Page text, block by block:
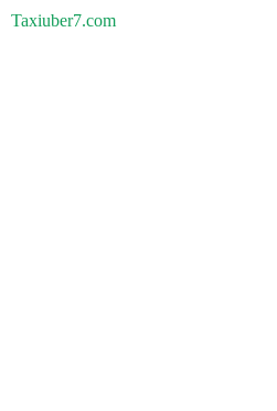
Taxiuber7.com